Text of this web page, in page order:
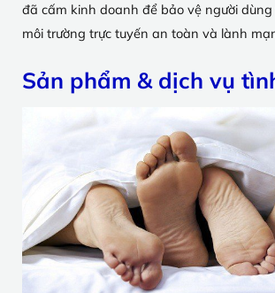
đã cấm kinh doanh để bảo vệ người
môi trường trực tuyến an toàn và lành
Sản phẩm & dịch vụ